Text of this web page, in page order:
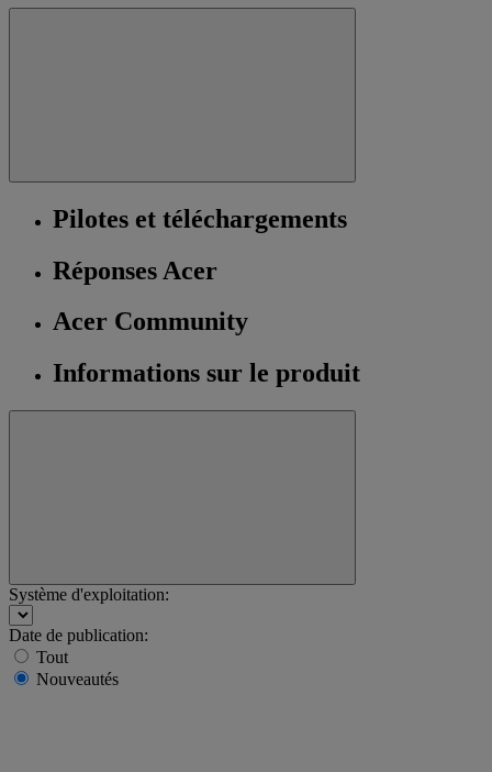
Pilotes et téléchargements
Réponses Acer
Acer Community
Informations sur le produit
Système d'exploitation:
Date de publication:
Tout
Nouveautés